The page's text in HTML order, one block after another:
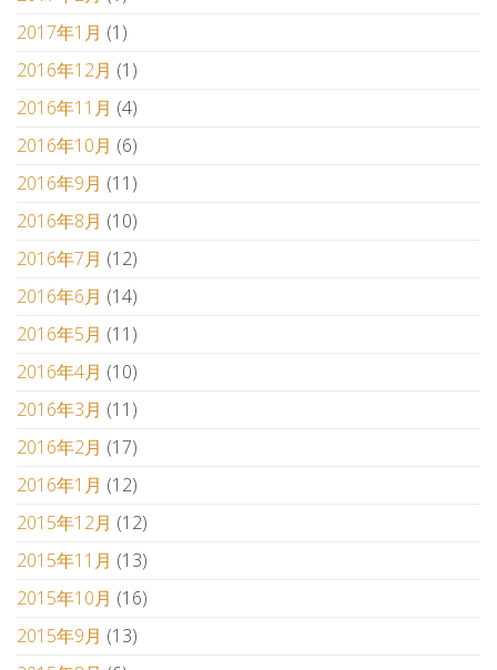
2017年1月 (1)
2016年12月 (1)
2016年11月 (4)
2016年10月 (6)
2016年9月 (11)
2016年8月 (10)
2016年7月 (12)
2016年6月 (14)
2016年5月 (11)
2016年4月 (10)
2016年3月 (11)
2016年2月 (17)
2016年1月 (12)
2015年12月 (12)
2015年11月 (13)
2015年10月 (16)
2015年9月 (13)